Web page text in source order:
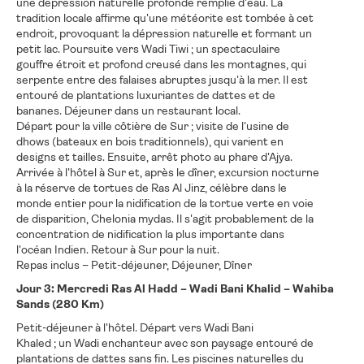
tradition locale affirme qu'une météorite est tombée à cet
endroit, provoquant la dépression naturelle et formant un
petit lac. Poursuite vers Wadi Tiwi ; un spectaculaire
gouffre étroit et profond creusé dans les montagnes, qui
serpente entre des falaises abruptes jusqu'à la mer. Il est
entouré de plantations luxuriantes de dattes et de
bananes. Déjeuner dans un restaurant local.
Départ pour la ville côtière de Sur ; visite de l'usine de
dhows (bateaux en bois traditionnels), qui varient en
designs et tailles. Ensuite, arrêt photo au phare d'Ajya.
Arrivée à l'hôtel à Sur et, après le dîner, excursion nocturne
à la réserve de tortues de Ras Al Jinz, célèbre dans le
monde entier pour la nidification de la tortue verte en voie
de disparition, Chelonia mydas. Il s'agit probablement de la
concentration de nidification la plus importante dans
l'océan Indien. Retour à Sur pour la nuit.
Repas inclus – Petit-déjeuner, Déjeuner, Dîner
Jour 3: Mercredi Ras Al Hadd – Wadi Bani Khalid – Wahiba
Sands (280 Km)
Petit-déjeuner à l'hôtel. Départ vers Wadi Bani
Khaled ; un Wadi enchanteur avec son paysage entouré de
plantations de dattes sans fin. Les piscines naturelles du